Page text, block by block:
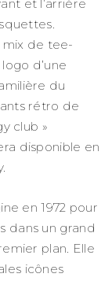
et l’arrière
mix de tee-
d’une
du
rétro de
club »
disponible en
en 1972 pour
dans un grand
plan. Elle
icônes